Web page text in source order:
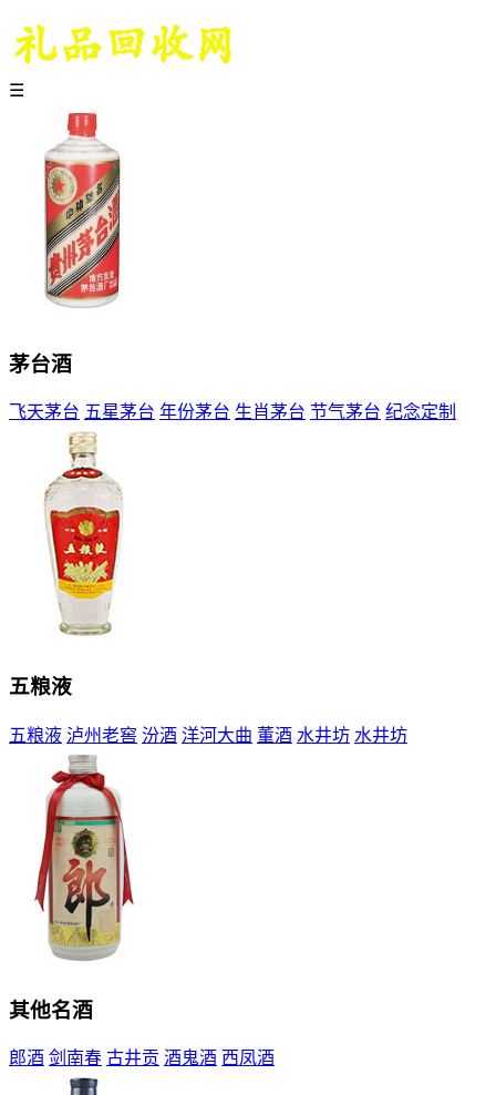
☰
茅台酒
飞天茅台 五星茅台 年份茅台 生肖茅台 节气茅台 纪念定制
五粮液
五粮液 泸州老窖 汾酒 洋河大曲 董酒 水井坊 水井坊
其他名酒
郎酒 剑南春 古井贡 酒鬼酒 西凤酒